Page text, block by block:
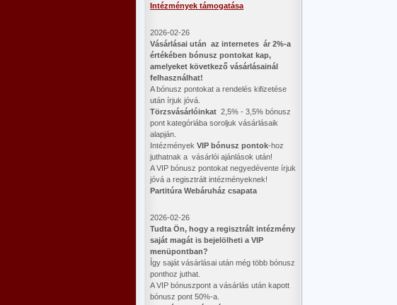
Intézmények támogatása
2026-02-26
Vásárlásai után az internetes ár 2%-a
értékében bónusz pontokat kap,
amelyeket következő vásárlásainál
felhasználhat!
A bónusz pontokat a rendelés kifizetése
után írjuk jóvá.
Törzsvásárlóinkat 2,5% - 3,5% bónusz
pont kategóriába soroljuk vásárlásaik
alapján.
Intézmények VIP bónusz pontok-hoz
juthatnak a vásárlói ajánlások után!
A VIP bónusz pontokat negyedévente írjuk
jóvá a regisztrált intézményeknek!
Partitúra Webáruház csapata
2026-02-26
​Tudta Ön, hogy a regisztrált intézmény
saját magát is bejelölheti a VIP
menüpontban?
Így saját vásárlásai után még több bónusz
ponthoz juthat.
A VIP bónuszpont a vásárlás után kapott
bónusz pont 50%-a.